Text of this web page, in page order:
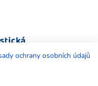
ochrany osobních údajů